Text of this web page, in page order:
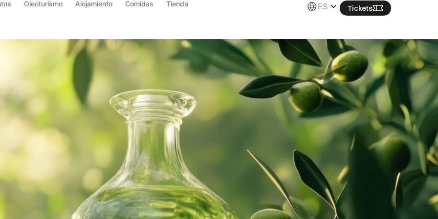
Oleoturismo Alojamiento Comidas Tienda ES Tickets